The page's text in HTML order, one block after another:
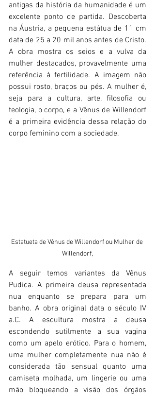
antigas da história da humanidade é um
excelente ponto de partida. Descoberta
na Áustria, a pequena estátua de 11 cm
data de 25 a 20 mil anos antes de Cristo.
A obra mostra os seios e a vulva da
mulher destacados, provavelmente uma
referência à fertilidade. A imagem não
possui rosto, braços ou pés. A mulher é,
seja para a cultura, arte, filosofia ou
teologia, o corpo, e a Vênus de Willendorf
é a primeira evidência dessa relação do
corpo feminino com a sociedade.
Estatueta de Vênus de Willendorf ou Mulher de
Willendorf,
A seguir temos variantes da Vênus
Pudica. A primeira deusa representada
nua enquanto se prepara para um
banho. A obra original data o século IV
a.C. A escultura mostra a deusa
escondendo sutilmente a sua vagina
como um apelo erótico. Para o homem,
uma mulher completamente nua não é
considerada tão sensual quanto uma
camiseta molhada, um lingerie ou uma
mão bloqueando a visão dos órgãos